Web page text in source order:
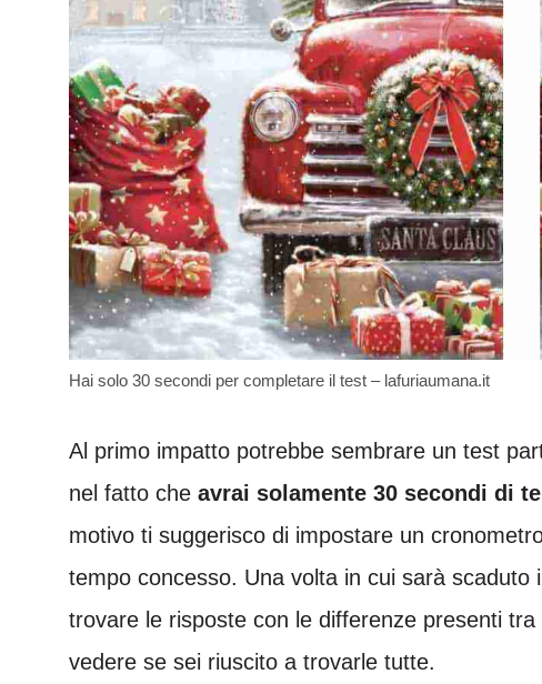
Hai solo 30 secondi per completare il test – lafuriaumana.it
Al primo impatto potrebbe sembrare un test
nel fatto che avrai solamente 30 secondi di
motivo ti suggerisco di impostare un
tempo concesso. Una volta in cui sarà
trovare le risposte con le differenze presenti
vedere se sei riuscito a trovarle tutte.